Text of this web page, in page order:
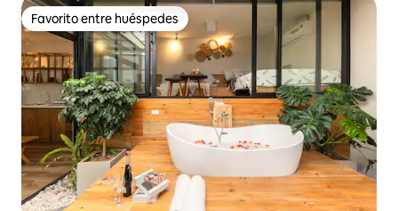
Favorito entre huéspedes
Favorito entre huéspedes